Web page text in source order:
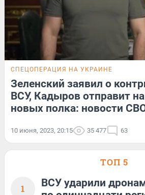
СПЕЦОПЕРАЦИЯ НА УКРАИНЕ
Зеленский заявил о
ВСУ, Кадыров отправит
новых полка: новости
10 июня, 2023, 20:15 35 477 63
ТОП 5
1
ВСУ ударили